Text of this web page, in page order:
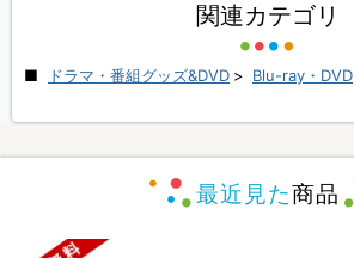
関連カテゴリ
ドラマ・番組グッズ&DVD > Blu-ray・DVD
最近見た商品